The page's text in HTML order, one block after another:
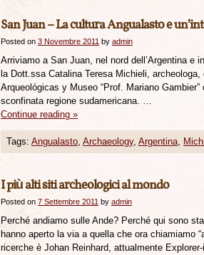
San Juan – La cultura Angualasto e
Posted on 3 Novembre 2011 by admin
Arriviamo a San Juan, nel nord dell’Argentina e
la Dott.ssa Catalina Teresa Michieli,
Arqueológicas y Museo “Prof. Mariano
sconfinata regione sudamericana. …
Continue reading »
Tags: Angualasto, Archaeology, Argentina,
I più alti siti archeologici al mondo
Posted on 7 Settembre 2011 by admin
Perché andiamo sulle Ande? Perché qui sono
hanno aperto la via a quella che ora chiamiamo
ricerche è Johan Reinhard, attualmente